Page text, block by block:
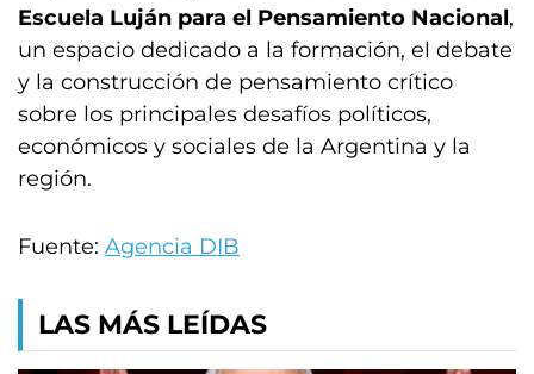
Escuela Luján para el Pensamiento Nacional,
un espacio dedicado a la formación, el debate
y la construcción de pensamiento crítico
sobre los principales desafíos políticos,
económicos y sociales de la Argentina y la
región.
Fuente: Agencia DIB
LAS MÁS LEÍDAS